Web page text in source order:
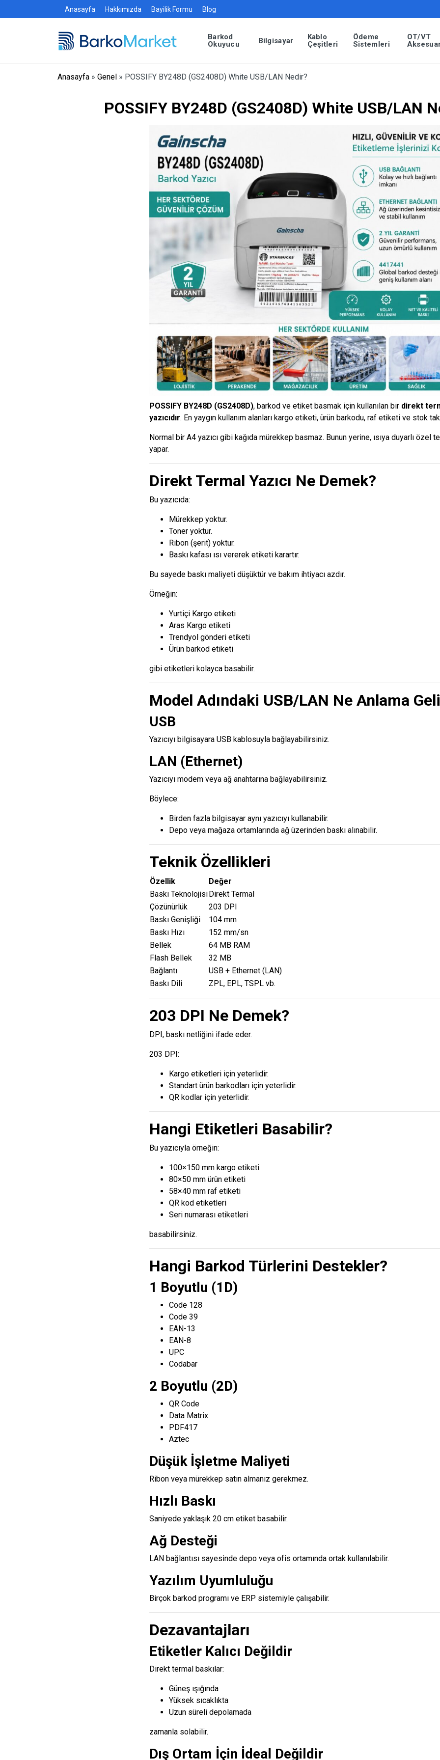
Anasayfa Hakkımızda Bayilik Formu Blog
Barkod
Okuyucu
Bilgisayar
Kablo
Çeşitleri
Ödeme
Sistemleri
OT/VT
Anasayfa » Genel » POSSIFY BY248D (GS2408D) White USB/LAN Nedir?
POSSIFY BY248D (GS2408D) White USB/LAN
POSSIFY BY248D (GS2408D), barkod ve etiket basmak için kullanılan bir direkt
yazıcıdır. En yaygın kullanım alanları kargo etiketi, ürün barkodu, raf etiketi ve stok
Normal bir A4 yazıcı gibi kağıda mürekkep basmaz. Bunun yerine, ısıya duyarlı özel
yapar.
Direkt Termal Yazıcı Ne Demek?
Bu yazıcıda:
Mürekkep yoktur.
Toner yoktur.
Ribon (şerit) yoktur.
Baskı kafası ısı vererek etiketi karartır.
Bu sayede baskı maliyeti düşüktür ve bakım ihtiyacı azdır.
Örneğin:
Yurtiçi Kargo etiketi
Aras Kargo etiketi
Trendyol gönderi etiketi
Ürün barkod etiketi
gibi etiketleri kolayca basabilir.
Model Adındaki USB/LAN Ne Anlama
USB
Yazıcıyı bilgisayara USB kablosuyla bağlayabilirsiniz.
LAN (Ethernet)
Yazıcıyı modem veya ağ anahtarına bağlayabilirsiniz.
Böylece:
Birden fazla bilgisayar aynı yazıcıyı kullanabilir.
Depo veya mağaza ortamlarında ağ üzerinden baskı alınabilir.
Teknik Özellikleri
Özellik
Değer
Baskı Teknolojisi Direkt Termal
Çözünürlük
203 DPI
Baskı Genişliği
104 mm
Baskı Hızı
152 mm/sn
Bellek
64 MB RAM
Flash Bellek
32 MB
Bağlantı
USB + Ethernet (LAN)
Baskı Dili
ZPL, EPL, TSPL vb.
203 DPI Ne Demek?
DPI, baskı netliğini ifade eder.
203 DPI:
Kargo etiketleri için yeterlidir.
Standart ürün barkodları için yeterlidir.
QR kodlar için yeterlidir.
Hangi Etiketleri Basabilir?
Bu yazıcıyla örneğin:
100×150 mm kargo etiketi
80×50 mm ürün etiketi
58×40 mm raf etiketi
QR kod etiketleri
Seri numarası etiketleri
basabilirsiniz.
Hangi Barkod Türlerini Destekler?
1 Boyutlu (1D)
Code 128
Code 39
EAN-13
EAN-8
UPC
Codabar
2 Boyutlu (2D)
QR Code
Data Matrix
PDF417
Aztec
Düşük İşletme Maliyeti
Ribon veya mürekkep satın almanız gerekmez.
Hızlı Baskı
Saniyede yaklaşık 20 cm etiket basabilir.
Ağ Desteği
LAN bağlantısı sayesinde depo veya ofis ortamında ortak kullanılabilir.
Yazılım Uyumluluğu
Birçok barkod programı ve ERP sistemiyle çalışabilir.
Dezavantajları
Etiketler Kalıcı Değildir
Direkt termal baskılar:
Güneş ışığında
Yüksek sıcaklıkta
Uzun süreli depolamada
zamanla solabilir.
Dış Ortam İçin İdeal Değildir